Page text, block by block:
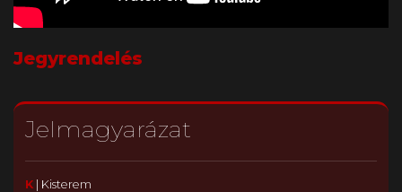
Jegyrendelés
Jelmagyarázat
K| Kisterem